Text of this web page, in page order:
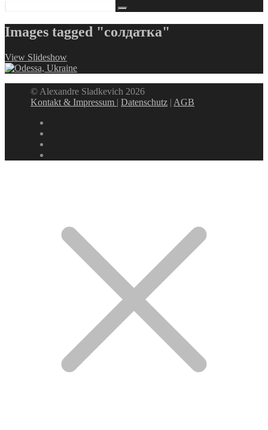
Images tagged "солдатка"
View Slideshow
© Alexandre Sladkevich 2026
Kontakt & Impressum |Datenschutz | AGB